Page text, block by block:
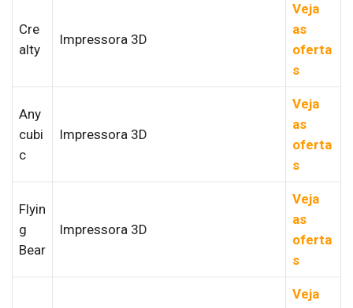
Cre
alty
Impressora 3D
Veja
as
oferta
s
Any
cubi
c
Impressora 3D
Veja
as
oferta
s
Flyin
g
Bear
Impressora 3D
Veja
as
oferta
s
Veja